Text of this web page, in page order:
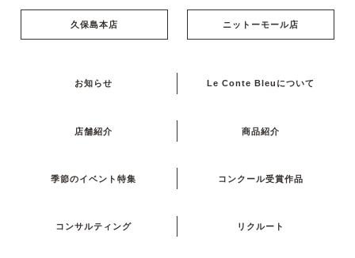
久保島本店 ニットーモール店
お知らせ Le Conte Bleuについて
店舗紹介 商品紹介
季節のイベント特集 コンクール受賞作品
コンサルティング リクルート